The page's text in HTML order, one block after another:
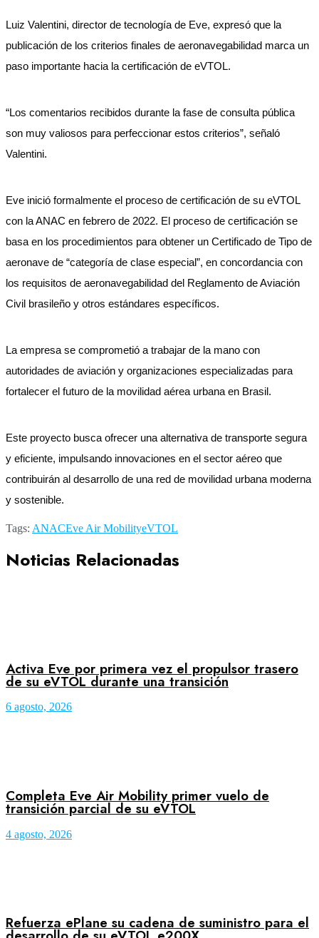
Luiz Valentini, director de tecnología de Eve, expresó que la
publicación de los criterios finales de aeronavegabilidad marca un
paso importante hacia la certificación de eVTOL.
“Los comentarios recibidos durante la fase de consulta pública
son muy valiosos para perfeccionar estos criterios”, señaló
Valentini.
Eve inició formalmente el proceso de certificación de su eVTOL
con la ANAC en febrero de 2022. El proceso de certificación se
basa en los procedimientos para obtener un Certificado de Tipo de
aeronave de “categoría de clase especial”, en concordancia con
los requisitos de aeronavegabilidad del Reglamento de Aviación
Civil brasileño y otros estándares específicos.
La empresa se comprometió a trabajar de la mano con
autoridades de aviación y organizaciones especializadas para
fortalecer el futuro de la movilidad aérea urbana en Brasil.
Este proyecto busca ofrecer una alternativa de transporte segura
y eficiente, impulsando innovaciones en el sector aéreo que
contribuirán al desarrollo de una red de movilidad urbana moderna
y sostenible.
Tags: ANACEve Air MobilityeVTOL
Noticias Relacionadas
Activa Eve por primera vez el propulsor trasero
de su eVTOL durante una transición
6 agosto, 2026
Completa Eve Air Mobility primer vuelo de
transición parcial de su eVTOL
4 agosto, 2026
Refuerza ePlane su cadena de suministro para el